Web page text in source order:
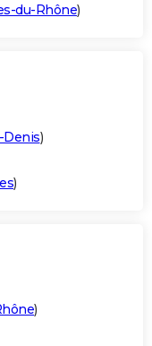
du-Rhône)
Denis)
)
)